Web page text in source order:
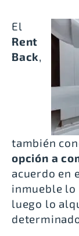
El
Rent
Back,
también
opción a
acuerdo en
inmueble lo
luego lo